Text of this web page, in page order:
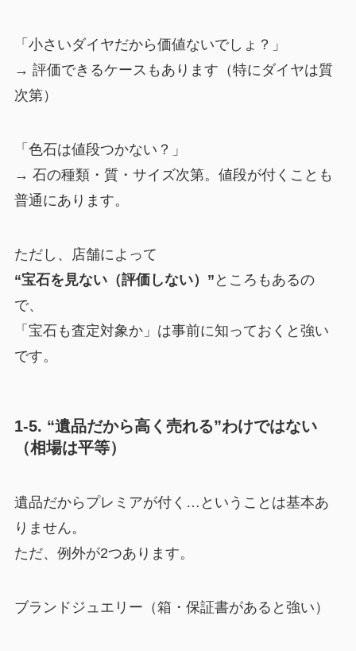
「小さいダイヤだから価値ないでしょ？」
→ 評価できるケースもあります（特にダイヤは質
次第）
「色石は値段つかない？」
→ 石の種類・質・サイズ次第。値段が付くことも
普通にあります。
ただし、店舗によって
“宝石を見ない（評価しない）” ところもあるの
で、
「宝石も査定対象か」は事前に知っておくと強い
です。
1-5. “遺品だから高く売れる”わけではない
（相場は平等）
遺品だからプレミアが付く…ということは基本あ
りません。
ただ、例外が2つあります。
ブランドジュエリー（箱・保証書があると強い）